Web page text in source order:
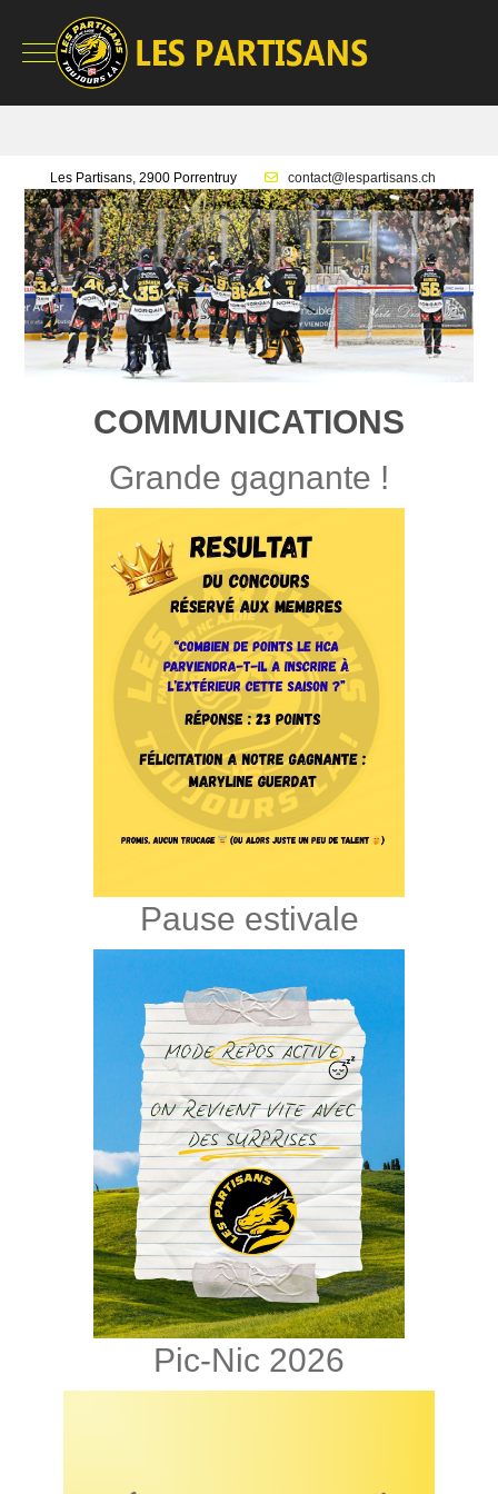
Mobile Menu Toggle
Les Partisans, 2900 Porrentruy contact@lespartisans.ch
COMMUNICATIONS
Grande gagnante !
Pause estivale
Pic-Nic 2026